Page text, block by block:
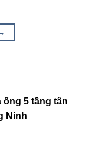
ống 5 tầng tân
Ninh